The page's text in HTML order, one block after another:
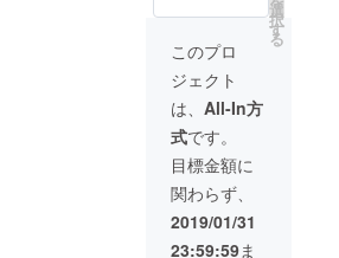
ゼント
Tシャツ
はサイ
ズがお
選びい
ただけ
ます。
サンク
スメー
ルで詳
細をお
知らせ
させて
いただ
選
択
す
る
このプロ
ジェクト
は、 All-In方
式です。
目標金額に
関わらず、
2019/01/31
23:59:59ま